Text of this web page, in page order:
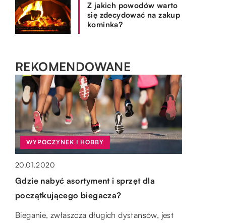
Z jakich powodów warto
się zdecydować na zakup
kominka?
REKOMENDOWANE
OGRÓD I DOM
15.10.2019
WYPOCZYNEK I HOBBY
20.01.2020
Gdzie nabyć asortyment i sprzęt dla
początkującego biegacza?
Bieganie, zwłaszcza długich dystansów, jest
25.04.2022
Jakie prowadnice liniowe wybrać i
dlaczego?
SPOSÓB ŻYCIA I STYL
17.04.2021
Recykling odpadów – jak powinien